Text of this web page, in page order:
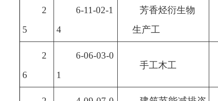
2
5
6-11-02-1
4
芳香烃衍生物
生产工
2
6
6-06-03-0
1
手工木工